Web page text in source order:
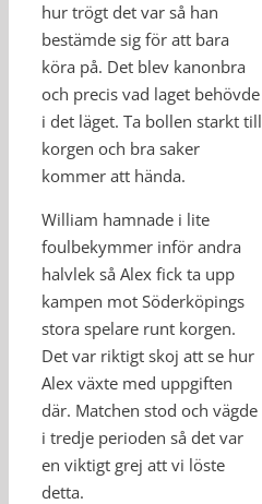
hur trögt det var så han
bestämde sig för att bara
köra på. Det blev kanonbra
och precis vad laget behövde
i det läget. Ta bollen starkt till
korgen och bra saker
kommer att hända.
William hamnade i lite
foulbekymmer inför andra
halvlek så Alex fick ta upp
kampen mot Söderköpings
stora spelare runt korgen.
Det var riktigt skoj att se hur
Alex växte med uppgiften
där. Matchen stod och vägde
i tredje perioden så det var
en viktigt grej att vi löste
detta.